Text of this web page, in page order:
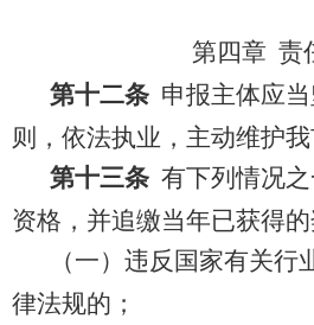
第四章 责
第十二条 申报主体应
则，依法执业，主动维护我
第十三条 有下列情况
资格，并追缴当年已获得的
（一）违反国家有关
律法规的；